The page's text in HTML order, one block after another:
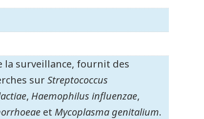
la surveillance, fournit des
surStreptococcus
, Haemophilus influenzae,
et Mycoplasma genitalium.